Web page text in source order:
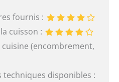
fournis :
cuisson :
(encombrement,
disponibles :